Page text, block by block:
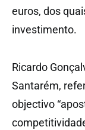
euros, dos
investimento.
Ricardo
Santarém,
objectivo